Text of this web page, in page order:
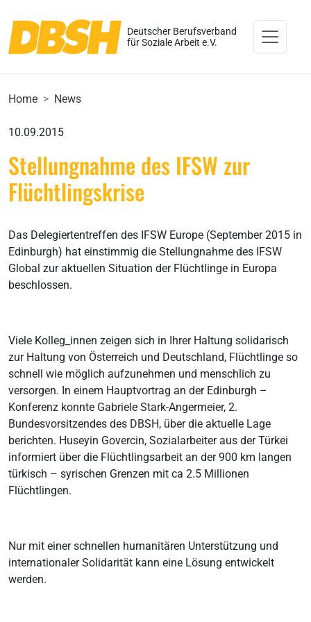
Deutscher Berufsverband
für Soziale Arbeit e.V.
Home News
10.09.2015
Stellungnahme des IFSW zur
Flüchtlingskrise
Das Delegiertentreffen des IFSW Europe (September 2015 in
Edinburgh) hat einstimmig die Stellungnahme des IFSW
Global zur aktuellen Situation der Flüchtlinge in Europa
beschlossen.
Viele Kolleg_innen zeigen sich in Ihrer Haltung solidarisch
zur Haltung von Österreich und Deutschland, Flüchtlinge so
schnell wie möglich aufzunehmen und menschlich zu
versorgen. In einem Hauptvortrag an der Edinburgh –
Konferenz konnte Gabriele Stark-Angermeier, 2.
Bundesvorsitzendes des DBSH, über die aktuelle Lage
berichten. Huseyin Govercin, Sozialarbeiter aus der Türkei
informiert über die Flüchtlingsarbeit an der 900 km langen
türkisch – syrischen Grenzen mit ca 2.5 Millionen
Flüchtlingen.
Nur mit einer schnellen humanitären Unterstützung und
internationaler Solidarität kann eine Lösung entwickelt
werden.